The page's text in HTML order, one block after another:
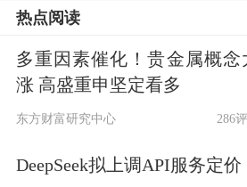
近一年机构调
左右拖动表格，可查看剩余表格内容
绝对
次日
热点阅读
多重因素催化！贵金属概念
涨 高盛重申坚定看多
东方财富研究中心 286
DeepSeek拟上调API服务定价